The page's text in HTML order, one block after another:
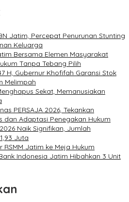
Jatim, Percepat Penurunan Stunting
Keluarga
Bersama Elemen Masyarakat
Tanpa Tebang Pilih
H, Gubernur Khofifah Garansi Stok
Melimpah
Sekat, Memanusiakan
PERSAJA 2026, Tekankan
dan Adaptasi Penegakan Hukum
Naik Signifikan, Jumlah
Juta
Jatim ke Meja Hukum
Indonesia Jatim Hibahkan 3 Unit